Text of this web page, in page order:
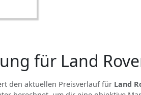
für Land
den aktuellen Preisverlauf für Land